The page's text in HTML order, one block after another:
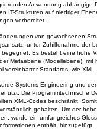
Anwendung abhängige
IT-Strukturen auf niedriger
vorbereitet.
von gewachsenen
unter Zuhilfenahme der
Es besteht eine hohe
Metaebene (Modellebene), mit
vereinbarter Standards, wie XML.
Systems Engineering und
Die Programmtechnische
XML-Codes beschränkt.
gehalten. Um der
wurde ein umfangreiches
enthält, hinzugefügt.